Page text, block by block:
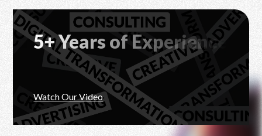
5+ Years of Experience
Watch Our Video